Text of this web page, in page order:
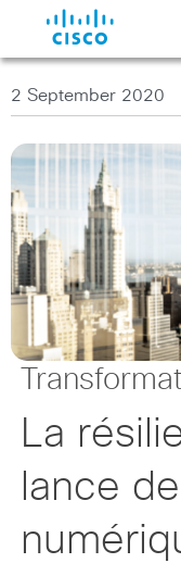
2 September 2020
La
lance